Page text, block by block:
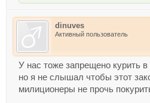
dinuves
Активный пользователь
У нас тоже запрещено курить
но я не слышал чтобы этот
милиционеры не прочь